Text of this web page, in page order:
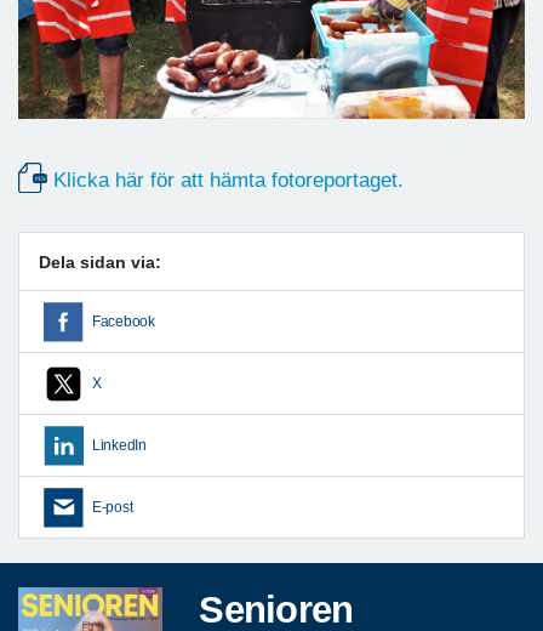
Klicka här för att hämta fotoreportaget.
Dela sidan via:
Facebook
X
LinkedIn
E-post
Senioren